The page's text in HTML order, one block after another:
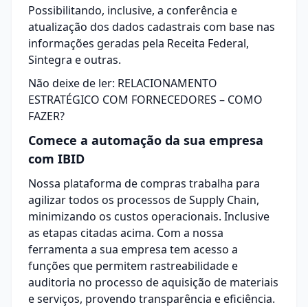
Possibilitando, inclusive, a conferência e
atualização dos dados cadastrais com base nas
informações geradas pela Receita Federal,
Sintegra e outras.
Não deixe de ler: RELACIONAMENTO
ESTRATÉGICO COM FORNECEDORES – COMO
FAZER?
Comece a automação da sua empresa
com IBID
Nossa plataforma de compras trabalha para
agilizar todos os processos de Supply Chain,
minimizando os custos operacionais. Inclusive
as etapas citadas acima. Com a nossa
ferramenta a sua empresa tem acesso a
funções que permitem rastreabilidade e
auditoria no processo de aquisição de materiais
e serviços, provendo transparência e eficiência.